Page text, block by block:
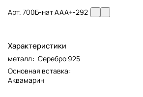
Арт. 700Б-нат ААА+-292
Характеристики
металл: Серебро 925
Основная вставка:
Аквамарин